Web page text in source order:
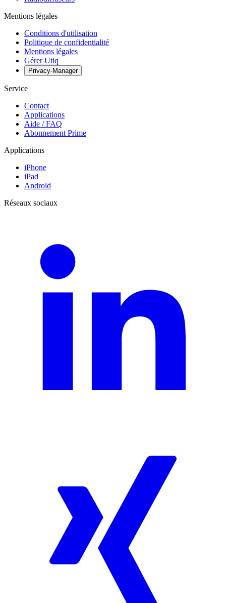
Mentions légales
Conditions d'utilisation
Politique de confidentialité
Mentions légales
Gérer Utiq
Privacy-Manager
Service
Contact
Applications
Aide / FAQ
Abonnement Prime
Applications
iPhone
iPad
Android
Réseaux sociaux